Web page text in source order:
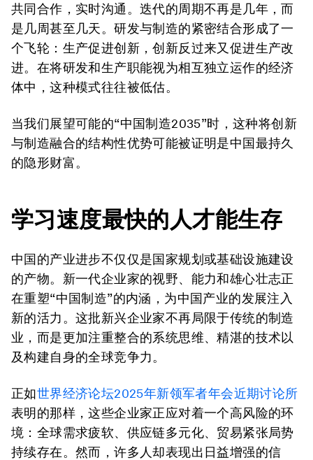
共同合作，实时沟通。迭代的周期不再是几年，而
是几周甚至几天。研发与制造的紧密结合形成了一
个飞轮：生产促进创新，创新反过来又促进生产改
进。在将研发和生产职能视为相互独立运作的经济
体中，这种模式往往被低估。
当我们展望可能的“中国制造2035”时，这种将创新
与制造融合的结构性优势可能被证明是中国最持久
的隐形财富。
学习速度最快的人才能生存
中国的产业进步不仅仅是国家规划或基础设施建设
的产物。新一代企业家的视野、能力和雄心壮志正
在重塑“中国制造”的内涵，为中国产业的发展注入
新的活力。这批新兴企业家不再局限于传统的制造
业，而是更加注重整合的系统思维、精湛的技术以
及构建自身的全球竞争力。
正如世界经济论坛2025年新领军者年会近期讨论所
表明的那样，这些企业家正应对着一个高风险的环
境：全球需求疲软、供应链多元化、贸易紧张局势
持续存在。然而，许多人却表现出日益增强的信